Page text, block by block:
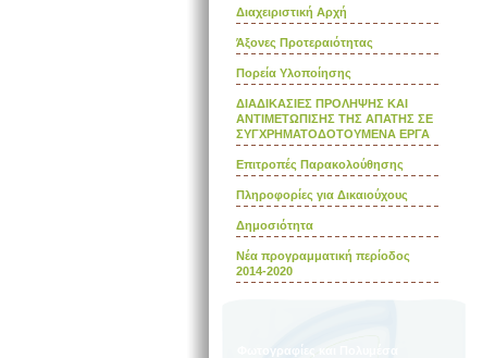
Διαχειριστική Αρχή
Άξονες Προτεραιότητας
Πορεία Υλοποίησης
ΔΙΑΔΙΚΑΣΙΕΣ ΠΡΟΛΗΨΗΣ ΚΑΙ
ΑΝΤΙΜΕΤΩΠΙΣΗΣ ΤΗΣ ΑΠΑΤΗΣ ΣΕ
ΣΥΓΧΡΗΜΑΤΟΔΟΤΟΥΜΕΝΑ ΕΡΓΑ
Επιτροπές Παρακολούθησης
Πληροφορίες για Δικαιούχους
Δημοσιότητα
Νέα προγραμματική περίοδος
2014-2020
Φωτογραφίες και Πολυμέσα